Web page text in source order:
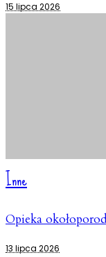
15 lipca 2026
Inne
Opieka
13 lipca 2026